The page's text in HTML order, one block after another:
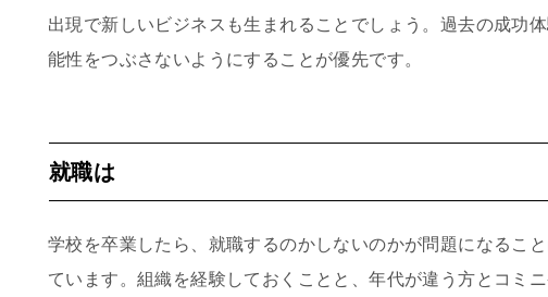
出現で新しいビジネスも生まれることでしょう。過去の成功
能性をつぶさないようにすることが優先です。
就職は
学校を卒業したら、就職するのかしないのかが問題になるこ
ています。組織を経験しておくことと、年代が違う方とコミ